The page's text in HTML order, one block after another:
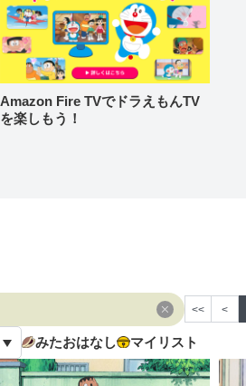
Amazon Fire TVでドラえもんTV
を楽しもう！
<< <
みたおはなし マイリスト